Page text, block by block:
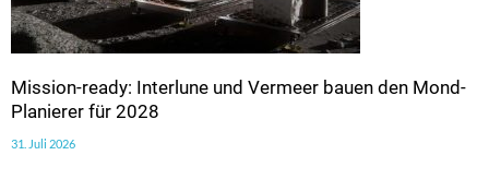
Mission-ready: Interlune und Vermeer bauen den Mond-
Planierer für 2028
31. Juli 2026